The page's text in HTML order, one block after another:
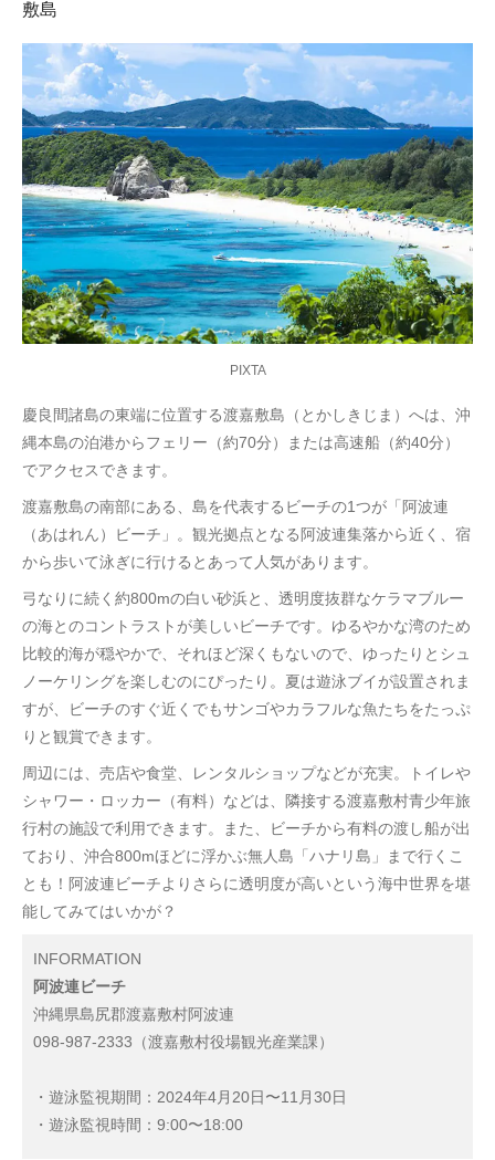
敷島
PIXTA
慶良間諸島の東端に位置する渡嘉敷島（とかしきじま）へは、沖
縄本島の泊港からフェリー（約70分）または高速船（約40分）
でアクセスできます。
渡嘉敷島の南部にある、島を代表するビーチの1つが「阿波連
（あはれん）ビーチ」。観光拠点となる阿波連集落から近く、宿
から歩いて泳ぎに行けるとあって人気があります。
弓なりに続く約800mの白い砂浜と、透明度抜群なケラマブルー
の海とのコントラストが美しいビーチです。ゆるやかな湾のため
比較的海が穏やかで、それほど深くもないので、ゆったりとシュ
ノーケリングを楽しむのにぴったり。夏は遊泳ブイが設置されま
すが、ビーチのすぐ近くでもサンゴやカラフルな魚たちをたっぷ
りと観賞できます。
周辺には、売店や食堂、レンタルショップなどが充実。トイレや
シャワー・ロッカー（有料）などは、隣接する渡嘉敷村青少年旅
行村の施設で利用できます。また、ビーチから有料の渡し船が出
ており、沖合800mほどに浮かぶ無人島「ハナリ島」まで行くこ
とも！阿波連ビーチよりさらに透明度が高いという海中世界を堪
能してみてはいかが？
INFORMATION
阿波連ビーチ
沖縄県島尻郡渡嘉敷村阿波連
098-987-2333（渡嘉敷村役場観光産業課）
・遊泳監視期間：2024年4月20日〜11月30日
・遊泳監視時間：9:00〜18:00